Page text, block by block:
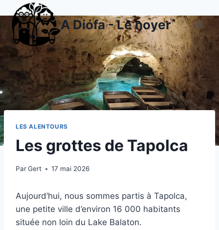
contenu
A Diófa - Le noyer
LES ALENTOURS
Les grottes de Tapolca
ParGert 17 mai 2026
Aujourd’hui, nous sommes partis à Tapolca,
une petite ville d’environ 16 000 habitants
située non loin du Lake Balaton.